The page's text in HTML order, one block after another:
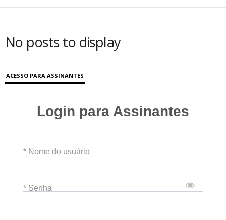
No posts to display
ACESSO PARA ASSINANTES
Login para Assinantes
* Nome do usuário
* Senha